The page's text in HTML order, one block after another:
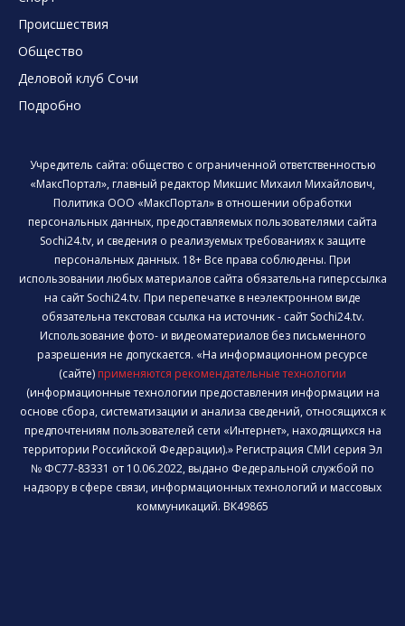
Происшествия
Общество
Деловой клуб Сочи
Подробно
Учредитель сайта: общество с ограниченной ответственностью
«МаксПортал», главный редактор Микшис Михаил Михайлович,
Политика ООО «МаксПортал» в отношении обработки
персональных данных, предоставляемых пользователями сайта
Sochi24.tv, и сведения о реализуемых требованиях к защите
персональных данных. 18+ Все права соблюдены. При
использовании любых материалов сайта обязательна гиперссылка
на сайт Sochi24.tv. При перепечатке в неэлектронном виде
обязательна текстовая ссылка на источник - сайт Sochi24.tv.
Использование фото- и видеоматериалов без письменного
разрешения не допускается. «На информационном ресурсе
(сайте) применяются рекомендательные технологии
(информационные технологии предоставления информации на
основе сбора, систематизации и анализа сведений, относящихся к
предпочтениям пользователей сети «Интернет», находящихся на
территории Российской Федерации).» Регистрация СМИ серия Эл
№ ФС77-83331 от 10.06.2022, выдано Федеральной службой по
надзору в сфере связи, информационных технологий и массовых
коммуникаций. ВК49865